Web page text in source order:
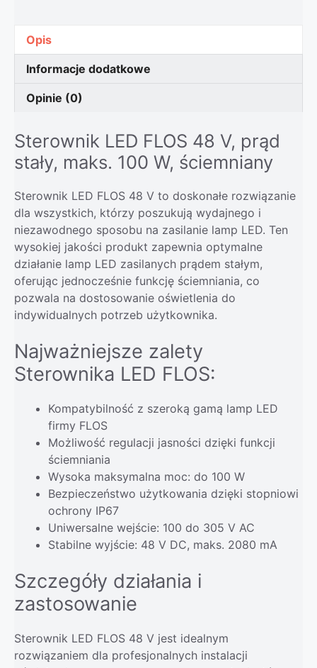
Opis
Informacje dodatkowe
Opinie (0)
Sterownik LED FLOS 48 V, prąd
stały, maks. 100 W, ściemniany
Sterownik LED FLOS 48 V to doskonałe rozwiązanie
dla wszystkich, którzy poszukują wydajnego i
niezawodnego sposobu na zasilanie lamp LED. Ten
wysokiej jakości produkt zapewnia optymalne
działanie lamp LED zasilanych prądem stałym,
oferując jednocześnie funkcję ściemniania, co
pozwala na dostosowanie oświetlenia do
indywidualnych potrzeb użytkownika.
Najważniejsze zalety
Sterownika LED FLOS:
Kompatybilność z szeroką gamą lamp LED
firmy FLOS
Możliwość regulacji jasności dzięki funkcji
ściemniania
Wysoka maksymalna moc: do 100 W
Bezpieczeństwo użytkowania dzięki stopniowi
ochrony IP67
Uniwersalne wejście: 100 do 305 V AC
Stabilne wyjście: 48 V DC, maks. 2080 mA
Szczegóły działania i
zastosowanie
Sterownik LED FLOS 48 V jest idealnym
rozwiązaniem dla profesjonalnych instalacji